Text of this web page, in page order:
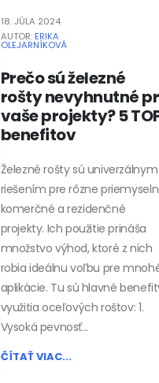
18. JÚLA 2024
AUTOR: ERIKA
OLEJARNÍKOVÁ
Prečo sú železné
rošty nevyhnutné
vaše projekty? 5
benefitov
Železné rošty sú univerzálnym
riešením pre rôzne
komerčné a rezidenčné
projekty. Ich použitie prináša
množstvo výhod, ktoré z nich
robia ideálnu voľbu pre
aplikácie. Tu sú hlavné
využitia oceľových roštov: 1.
Vysoká pevnosť...
ČÍTAŤ VIAC...